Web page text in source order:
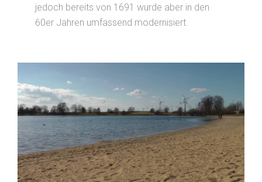
jedoch bereits von 1691 wurde aber in den
60er Jahren umfassend modernisiert.